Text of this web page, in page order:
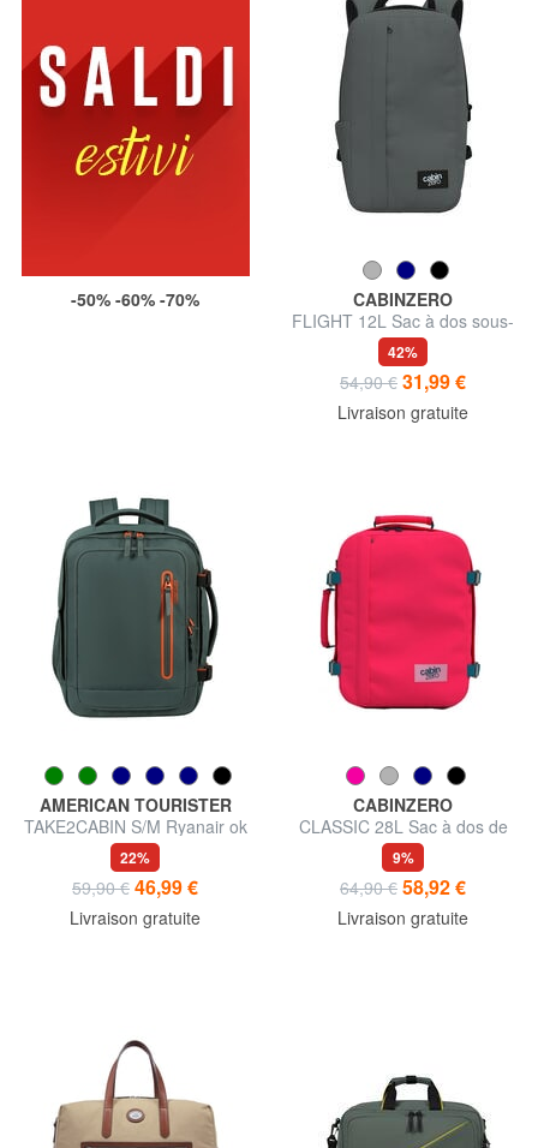
-50% -60% -70%
CABINZERO
FLIGHT 12L Sac à dos sous-
siège
42%
54,90 € 31,99 €
Livraison gratuite
AMERICAN TOURISTER
TAKE2CABIN S/M Ryanair ok
sac à dos sous le siège
22%
59,90 € 46,99 €
Livraison gratuite
CABINZERO
CLASSIC 28L Sac à dos de
voyage sous le siège
9%
64,90 € 58,92 €
Livraison gratuite